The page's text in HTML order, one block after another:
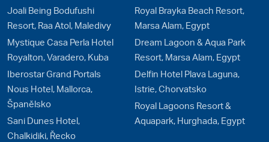
Joali Being Bodufushi
Resort, Raa Atol, Maledivy
Mystique Casa Perla Hotel
Royalton, Varadero, Kuba
Iberostar Grand Portals
Nous Hotel, Mallorca,
Španělsko
Sani Dunes Hotel,
Chalkidiki, Řecko
Royal Brayka Beach Resort,
Marsa Alam, Egypt
Dream Lagoon & Aqua Park
Resort, Marsa Alam, Egypt
Delfin Hotel Plava Laguna,
Istrie, Chorvatsko
Royal Lagoons Resort &
Aquapark, Hurghada, Egypt